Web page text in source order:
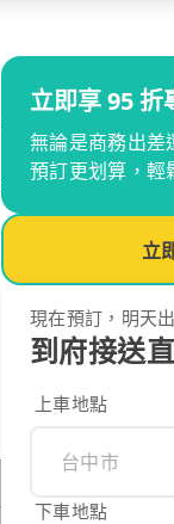
立即享 95 折
無論是商務出差
預訂更划算，輕
立
現在預訂，明天
到府接送
上車地點
下車地點